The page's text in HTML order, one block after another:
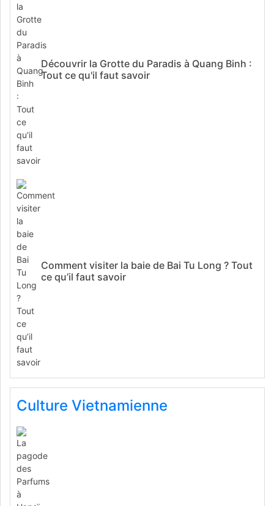
Découvrir la Grotte du Paradis à Quang Binh :
Tout ce qu'il faut savoir
Comment visiter la baie de Bai Tu Long ? Tout
ce qu’il faut savoir
Culture Vietnamienne